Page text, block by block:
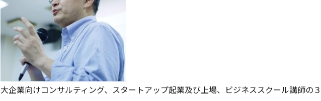
大企業向けコンサルティング、スタートアップ起業及び上場、ビジネススクール講師の